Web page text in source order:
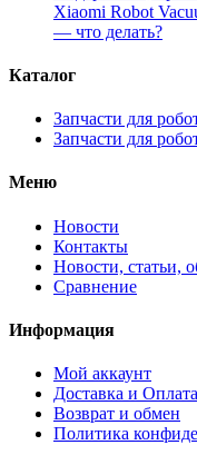
Xiaomi Robot
— что делать?
Каталог
Запчасти для
Запчасти для
Меню
Новости
Контакты
Новости, статьи,
Сравнение
Информация
Мой аккаунт
Доставка и Оплата
Возврат и обмен
Политика